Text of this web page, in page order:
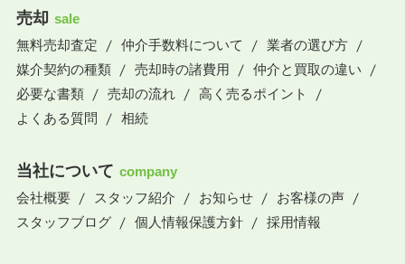
売却 sale
無料売却査定
仲介手数料について
業者の選び方
媒介契約の種類
売却時の諸費用
仲介と買取の違い
必要な書類
売却の流れ
高く売るポイント
よくある質問
相続
当社について company
会社概要
スタッフ紹介 お知らせ
お客様の声
スタッフブログ
個人情報保護方針 採用情報